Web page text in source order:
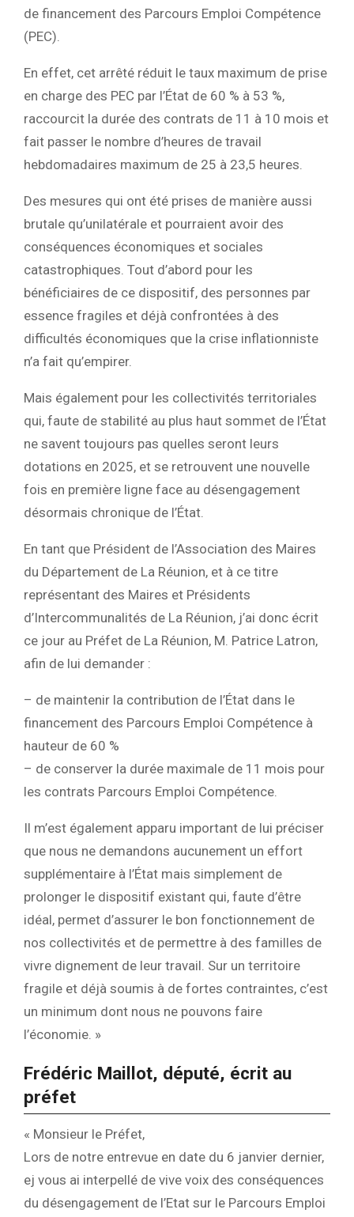
de financement des Parcours Emploi Compétence
(PEC).
En effet, cet arrêté réduit le taux maximum de prise
en charge des PEC par l’État de 60 % à 53 %,
raccourcit la durée des contrats de 11 à 10 mois et
fait passer le nombre d’heures de travail
hebdomadaires maximum de 25 à 23,5 heures.
Des mesures qui ont été prises de manière aussi
brutale qu’unilatérale et pourraient avoir des
conséquences économiques et sociales
catastrophiques. Tout d’abord pour les
bénéficiaires de ce dispositif, des personnes par
essence fragiles et déjà confrontées à des
difficultés économiques que la crise inflationniste
n’a fait qu’empirer.
Mais également pour les collectivités territoriales
qui, faute de stabilité au plus haut sommet de l’État
ne savent toujours pas quelles seront leurs
dotations en 2025, et se retrouvent une nouvelle
fois en première ligne face au désengagement
désormais chronique de l’État.
En tant que Président de l’Association des Maires
du Département de La Réunion, et à ce titre
représentant des Maires et Présidents
d’Intercommunalités de La Réunion, j’ai donc écrit
ce jour au Préfet de La Réunion, M. Patrice Latron,
afin de lui demander :
– de maintenir la contribution de l’État dans le
financement des Parcours Emploi Compétence à
hauteur de 60 %
– de conserver la durée maximale de 11 mois pour
les contrats Parcours Emploi Compétence.
Il m’est également apparu important de lui préciser
que nous ne demandons aucunement un effort
supplémentaire à l’État mais simplement de
prolonger le dispositif existant qui, faute d’être
idéal, permet d’assurer le bon fonctionnement de
nos collectivités et de permettre à des familles de
vivre dignement de leur travail. Sur un territoire
fragile et déjà soumis à de fortes contraintes, c’est
un minimum dont nous ne pouvons faire
l’économie. »
Frédéric Maillot, député, écrit au
préfet
« Monsieur le Préfet,
Lors de notre entrevue en date du 6 janvier dernier,
ej vous ai interpellé de vive voix des conséquences
du désengagement de l’Etat sur le Parcours Emploi